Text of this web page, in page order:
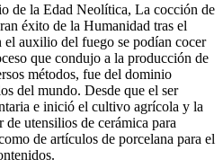
de la Edad Neolítica, La cocción de
éxito de la Humanidad tras el
auxilio del fuego se podían cocer
que condujo a la producción de
métodos, fue del dominio
del mundo. Desde que el ser
e inició el cultivo agrícola y la
de utensilios de cerámica para
de artículos de porcelana para el